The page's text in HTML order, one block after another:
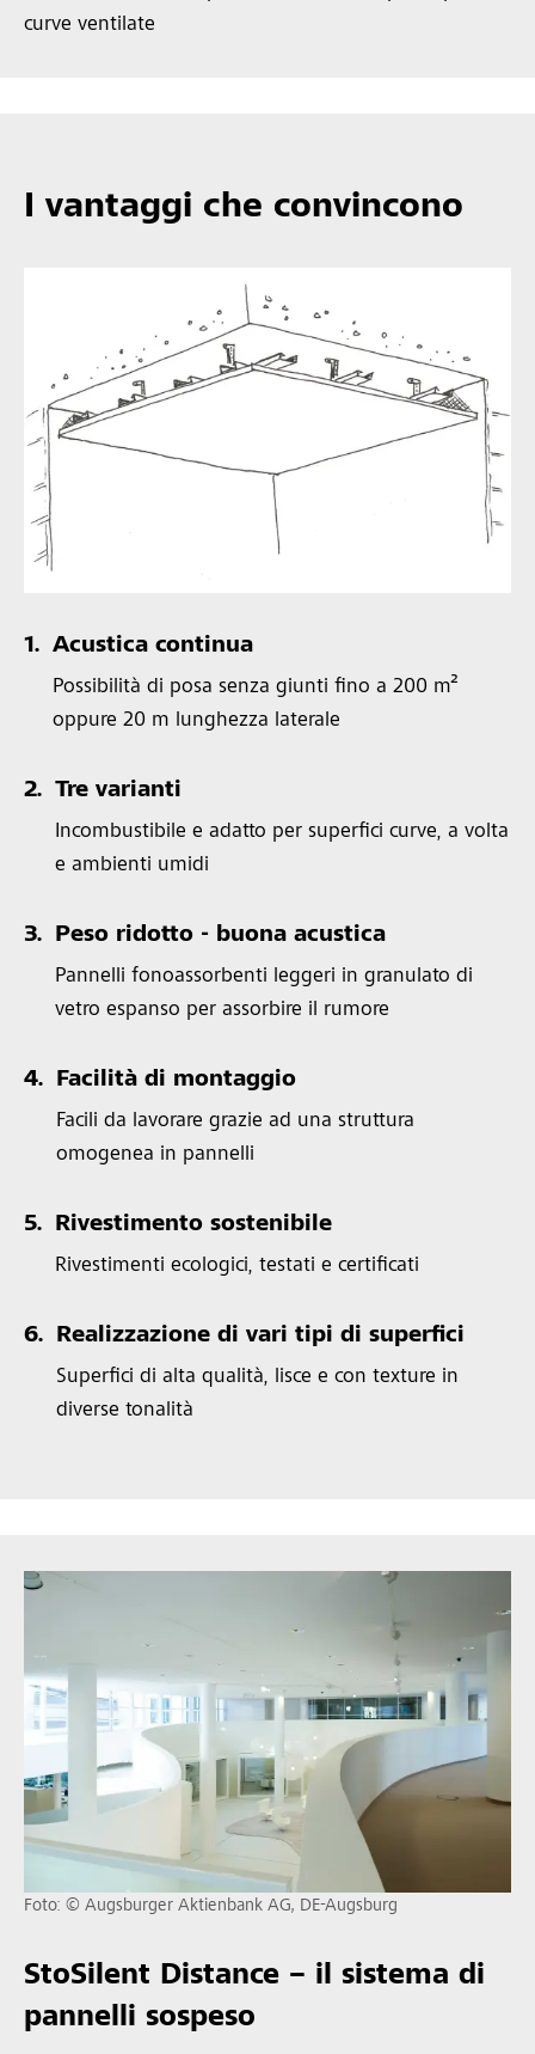
curve ventilate
I vantaggi che convincono
1. Acustica continua
Possibilità di posa senza giunti fino a 200 m²
oppure 20 m lunghezza laterale
2. Tre varianti
Incombustibile e adatto per superfici curve, a volta
e ambienti umidi
3. Peso ridotto - buona acustica
Pannelli fonoassorbenti leggeri in granulato di
vetro espanso per assorbire il rumore
4. Facilità di montaggio
Facili da lavorare grazie ad una struttura
omogenea in pannelli
5. Rivestimento sostenibile
Rivestimenti ecologici, testati e certificati
6. Realizzazione di vari tipi di superfici
Superfici di alta qualità, lisce e con texture in
diverse tonalità
StoSilent Distance – il sistema di
pannelli sospeso
Foto: © Augsburger Aktienbank AG, DE-Augsburg